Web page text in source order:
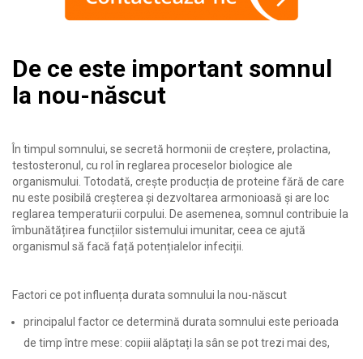
De ce este important somnul
la nou-născut
În timpul somnului, se secretă hormonii de creștere, prolactina,
testosteronul, cu rol în reglarea proceselor biologice ale
organismului. Totodată, crește producția de proteine fără de care
nu este posibilă creșterea și dezvoltarea armonioasă și are loc
reglarea temperaturii corpului. De asemenea, somnul contribuie la
îmbunătățirea funcțiilor sistemului imunitar, ceea ce ajută
organismul să facă față potențialelor infeciții.
Factori ce pot influența durata somnului la nou-născut
principalul factor ce determină durata somnului este perioada
de timp între mese: copiii alăptați la sân se pot trezi mai des,